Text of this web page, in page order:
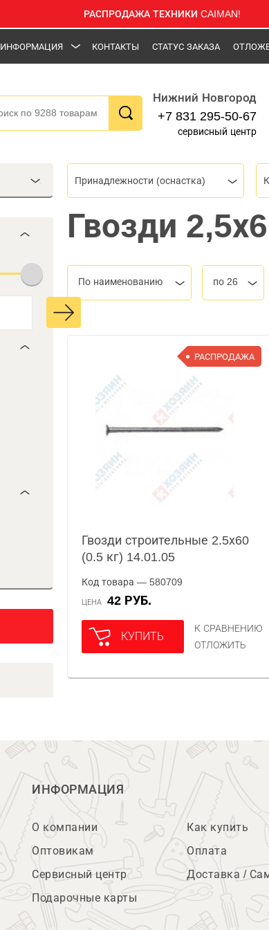
РАСПРОДАЖА ТЕХНИКИ CAIMAN!
ИНФОРМАЦИЯ КОНТАКТЫ СТАТУС ЗАКАЗА
Нижний Новгород
+7 831 295-50-67
сервисный центр
Принадлежности (оснастка)
Гвозди
По наименованию по 26
РАСПРОДАЖА
Гвозди строительные 2.5х60
(0.5 кг) 14.01.05
Код товара — 580709
ЦЕНА 42 РУБ.
КУПИТЬ
К СРАВНЕНИЮ
ОТЛОЖИТЬ
ИНФОРМАЦИЯ
О компании
Оптовикам
Сервисный центр
Подарочные карты
Как купить
Оплата
Доставка /